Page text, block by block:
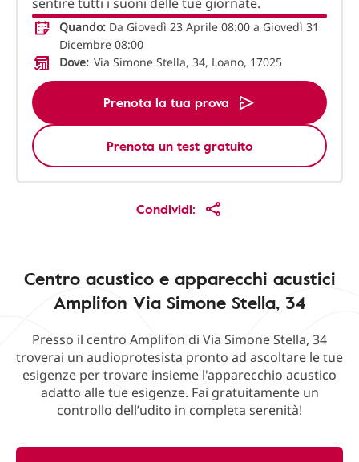
sentire tutti i suoni delle tue giornate.
Quando: Da Giovedì 23 Aprile 08:00 a Giovedì 31
Dicembre 08:00
Dove: Via Simone Stella, 34, Loano, 17025
Prenota la tua prova
Prenota un test gratuito
Condividi:
Centro acustico e apparecchi acustici
Amplifon Via Simone Stella, 34
Presso il centro Amplifon di Via Simone Stella, 34
troverai un audioprotesista pronto ad ascoltare le tue
esigenze per trovare insieme l'apparecchio acustico
adatto alle tue esigenze. Fai gratuitamente un
controllo dell’udito in completa serenità!